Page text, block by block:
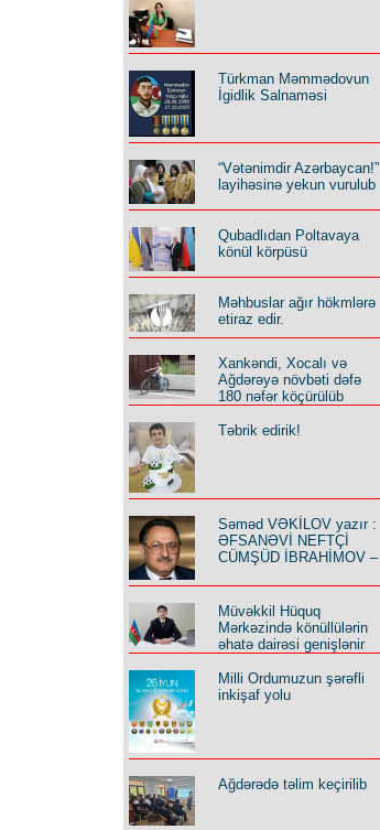
Türkman Məmmədovun
İgidlik Salnaməsi
“Vətənimdir Azərbaycan!”
layihəsinə yekun vurulub
Qubadlıdan Poltavaya
könül körpüsü
Məhbuslar ağır hökmlərə
etiraz edir.
Xankəndi, Xocalı və
Ağdərəyə növbəti dəfə
180 nəfər köçürülüb
Təbrik edirik!
Səməd VƏKİLOV yazır :
ƏFSANƏVİ NEFTÇİ
CÜMŞÜD İBRAHİMOV –
Müvəkkil Hüquq
Mərkəzində könüllülərin
əhatə dairəsi genişlənir
Milli Ordumuzun şərəfli
inkişaf yolu
Ağdərədə təlim keçirilib